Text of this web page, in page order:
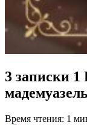
3 записки
Время чтения: 1